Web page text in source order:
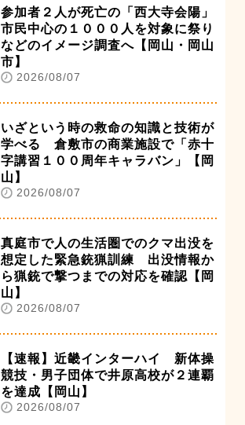
参加者２人が死亡の「西大寺会陽」
市民中心の１０００人を対象に祭り
などのイメージ調査へ【岡山・岡山
市】
2026/08/07
いざという時の救命の知識と技術が
学べる 倉敷市の商業施設で「赤十
字講習１００周年キャラバン」【岡
山】
2026/08/07
真庭市で人の生活圏でのクマ出没を
想定した緊急銃猟訓練 出没情報か
ら猟銃で撃つまでの対応を確認【岡
山】
2026/08/07
【速報】近畿インターハイ 新体操
競技・男子団体で井原高校が２連覇
を達成【岡山】
2026/08/07